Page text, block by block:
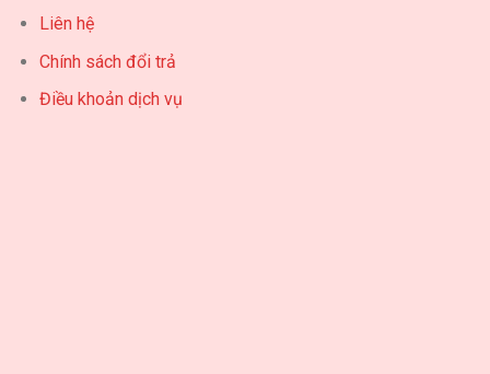
Liên hệ
Chính sách đổi trả
Điều khoản dịch vụ